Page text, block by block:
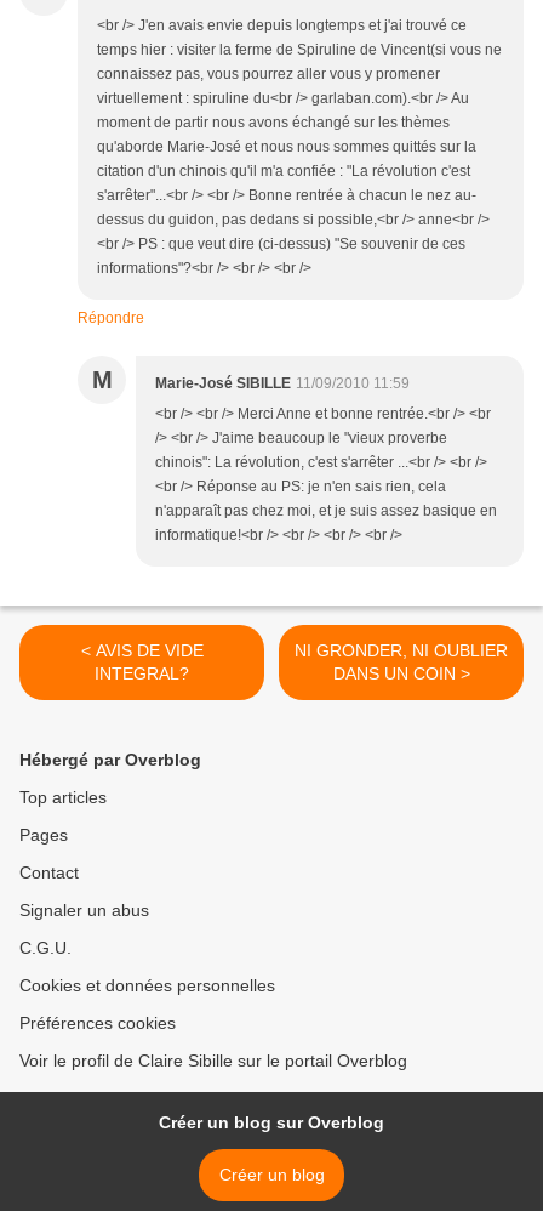
<br /> J'en avais envie depuis longtemps et j'ai trouvé ce
temps hier : visiter la ferme de Spiruline de Vincent(si vous ne
connaissez pas, vous pourrez aller vous y promener
virtuellement : spiruline du<br /> garlaban.com).<br /> Au
moment de partir nous avons échangé sur les thèmes
qu'aborde Marie-José et nous nous sommes quittés sur la
citation d'un chinois qu'il m'a confiée : "La révolution c'est
s'arrêter"...<br /> <br /> Bonne rentrée à chacun le nez au-
dessus du guidon, pas dedans si possible,<br /> anne<br />
<br /> PS : que veut dire (ci-dessus) "Se souvenir de ces
informations"?<br /> <br /> <br />
Répondre
M Marie-José SIBILLE 11/09/2010 11:59
<br /> <br /> Merci Anne et bonne rentrée.<br /> <br
/> <br /> J'aime beaucoup le "vieux proverbe
chinois": La révolution, c'est s'arrêter ...<br /> <br />
<br /> Réponse au PS: je n'en sais rien, cela
n'apparaît pas chez moi, et je suis assez basique en
informatique!<br /> <br /> <br /> <br />
< AVIS DE VIDE
INTEGRAL?
NI GRONDER, NI OUBLIER
DANS UN COIN >
Hébergé par Overblog
Top articles
Pages
Contact
Signaler un abus
C.G.U.
Cookies et données personnelles
Préférences cookies
Voir le profil de Claire Sibille sur le portail Overblog
Créer un blog sur Overblog
Créer un blog